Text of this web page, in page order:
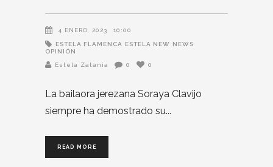
4 ENERO, 2023 10:00
ESTELA FLAMENCA ESTELA NEW NEWS
OPINIÓN
Estela Zatania
0 0
La bailaora jerezana Soraya Clavijo
siempre ha demostrado su
READ MORE